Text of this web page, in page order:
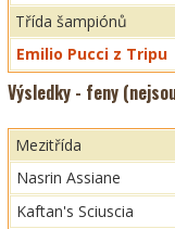
Třída šampiónů
Emilio Pucci z Tripu
Výsledky - feny
Mezitřída
Nasrin Assiane
Kaftan's Sciuscia